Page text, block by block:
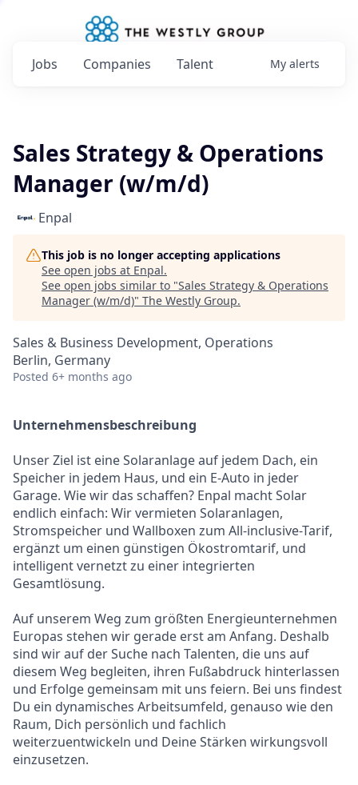
Jobs Companies Talent My alerts
Sales Strategy & Operations
Manager (w/m/d)
Enpal
This job is no longer accepting applications
See open jobs at Enpal.
See open jobs similar to "Sales Strategy & Operations
Manager (w/m/d)" The Westly Group.
Sales & Business Development, Operations
Berlin, Germany
Posted 6+ months ago
Unternehmensbeschreibung
Unser Ziel ist eine Solaranlage auf jedem Dach, ein
Speicher in jedem Haus, und ein E-Auto in jeder
Garage. Wie wir das schaffen? Enpal macht Solar
endlich einfach: Wir vermieten Solaranlagen,
Stromspeicher und Wallboxen zum All-inclusive-Tarif,
ergänzt um einen günstigen Ökostromtarif, und
intelligent vernetzt zu einer integrierten
Gesamtlösung.
Auf unserem Weg zum größten Energieunternehmen
Europas stehen wir gerade erst am Anfang. Deshalb
sind wir auf der Suche nach Talenten, die uns auf
diesem Weg begleiten, ihren Fußabdruck hinterlassen
und Erfolge gemeinsam mit uns feiern. Bei uns findest
Du ein dynamisches Arbeitsumfeld, genauso wie den
Raum, Dich persönlich und fachlich
weiterzuentwickeln und Deine Stärken wirkungsvoll
einzusetzen.